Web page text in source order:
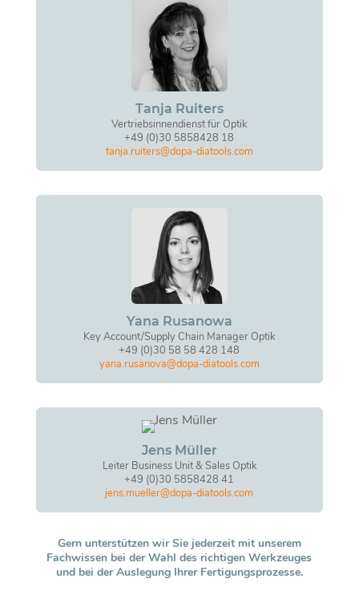
Tanja Ruiters
Vertriebsinnendienst für Optik
+49 (0)30 5858428 18
tanja.ruiters@dopa-diatools.com
Yana Rusanowa
Key Account/Supply Chain Manager Optik
+49 (0)30 58 58 428 148
yana.rusanova@dopa-diatools.com
Jens Müller
Leiter Business Unit & Sales Optik
+49 (0)30 5858428 41
jens.mueller@dopa-diatools.com
Gern unterstützen wir Sie jederzeit mit unserem
Fachwissen bei der Wahl des richtigen Werkzeuges
und bei der Auslegung Ihrer Fertigungsprozesse.